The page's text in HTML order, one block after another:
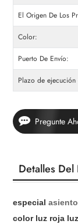
El Origen De Los
Color:
Puerto De Envío:
Plazo de ejecución
Pregunte
Detalles
especial
color luz roja